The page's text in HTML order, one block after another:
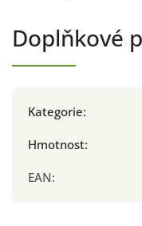
Doplňkové
Kategorie:
Hmotnost:
EAN: